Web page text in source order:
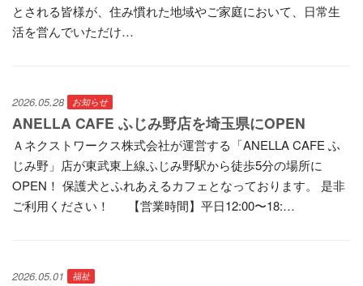
とされる皆様が、住み慣れた地域やご家庭において、日常生
活を営んでいただけ…
2026.05.28 お知らせ
ANELLA CAFE ふじみ野店を埼玉県にOPEN
Ａネクストワークス株式会社が運営する「ANELLA CAFE ふ
じみ野」店が東武東上線ふじみ野駅から徒歩5分の場所に
OPEN！ 保護犬とふれあえるカフェとなっております。 是非
ご利用ください！ 【営業時間】平日12:00〜18:…
2026.05.01 福祉